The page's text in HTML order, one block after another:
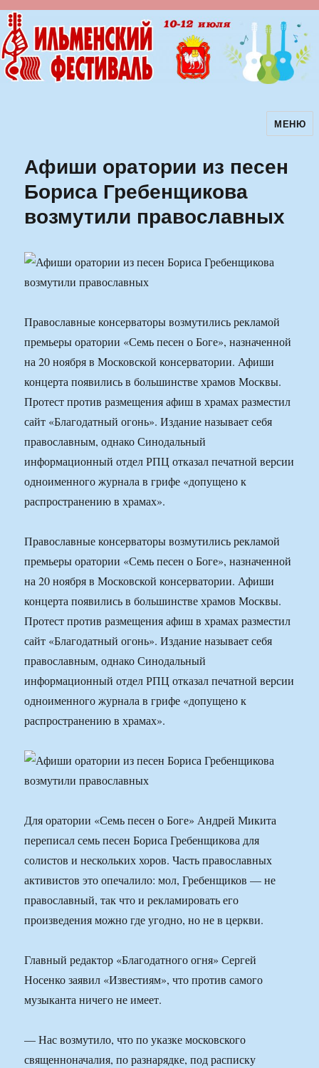
Ильменский фестиваль авторской
песни
МЕНЮ
Афиши оратории из песен
Бориса Гребенщикова
возмутили православных
Православные консерваторы возмутились рекламой
премьеры оратории «Семь песен о Боге», назначенной
на 20 ноября в Московской консерватории. Афиши
концерта появились в большинстве храмов Москвы.
Протест против размещения афиш в храмах разместил
сайт «Благодатный огонь». Издание называет себя
православным, однако Синодальный
информационный отдел РПЦ отказал печатной версии
одноименного журнала в грифе «допущено к
распространению в храмах».
Православные консерваторы возмутились рекламой
премьеры оратории «Семь песен о Боге», назначенной
на 20 ноября в Московской консерватории. Афиши
концерта появились в большинстве храмов Москвы.
Протест против размещения афиш в храмах разместил
сайт «Благодатный огонь». Издание называет себя
православным, однако Синодальный
информационный отдел РПЦ отказал печатной версии
одноименного журнала в грифе «допущено к
распространению в храмах».
Для оратории «Семь песен о Боге» Андрей Микита
переписал семь песен Бориса Гребенщикова для
солистов и нескольких хоров. Часть православных
активистов это опечалило: мол, Гребенщиков — не
православный, так что и рекламировать его
произведения можно где угодно, но не в церкви.
Главный редактор «Благодатного огня» Сергей
Носенко заявил «Известиям», что против самого
музыканта ничего не имеет.
— Нас возмутило, что по указке московского
священноначалия, по разнарядке, под расписку